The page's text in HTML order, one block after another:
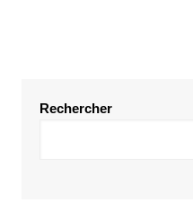
Rechercher